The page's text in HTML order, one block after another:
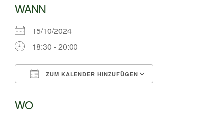
WANN
15/10/2024
18:30 - 20:00
ZUM KALENDER HINZUFÜGEN
WO